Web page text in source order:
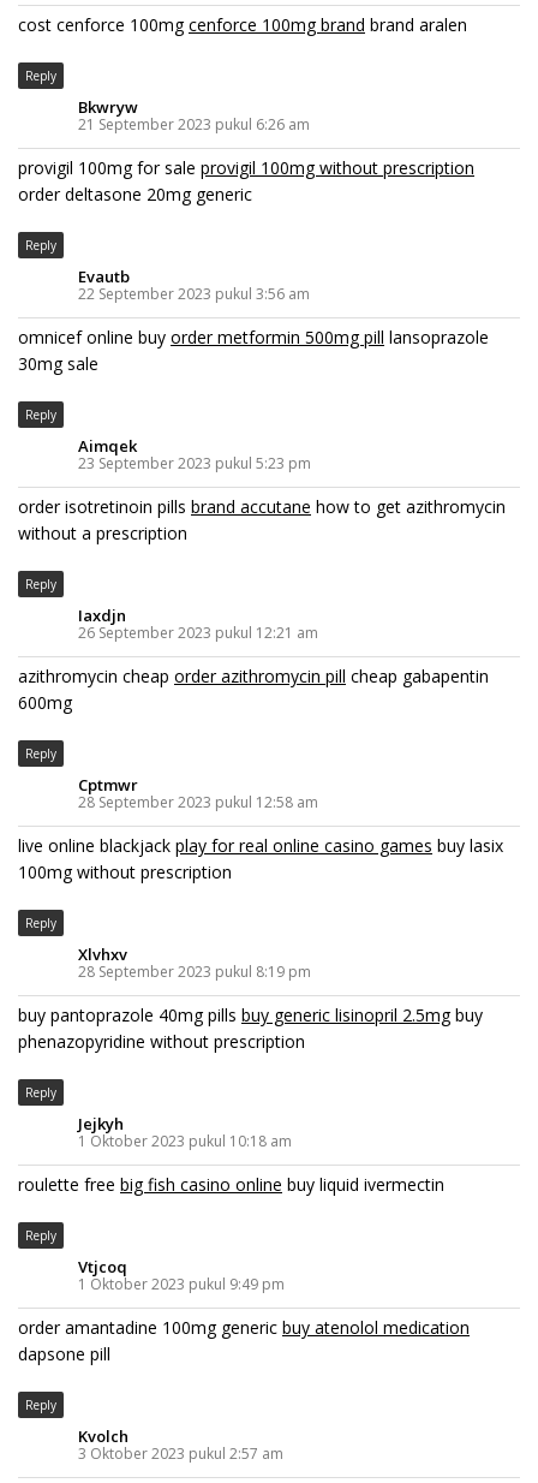
cost cenforce 100mgcenforce 100mg brand brand aralen
Reply
Bkwryw
21 September 2023 pukul 6:26 am
provigil 100mg for sale provigil 100mg without prescription
order deltasone 20mg generic
Reply
Evautb
22 September 2023 pukul 3:56 am
omnicef online buy order metformin 500mg pill lansoprazole
30mg sale
Reply
Aimqek
23 September 2023 pukul 5:23 pm
order isotretinoin pills brand accutane how to get azithromycin
without a prescription
Reply
Iaxdjn
26 September 2023 pukul 12:21 am
azithromycin cheap order azithromycin pill cheap gabapentin
600mg
Reply
Cptmwr
28 September 2023 pukul 12:58 am
live online blackjack play for real online casino games buy lasix
100mg without prescription
Reply
Xlvhxv
28 September 2023 pukul 8:19 pm
buy pantoprazole 40mg pills buy generic lisinopril 2.5mgbuy
phenazopyridine without prescription
Reply
Jejkyh
1 Oktober 2023 pukul 10:18 am
roulette free big fish casino online buy liquid ivermectin
Reply
Vtjcoq
1 Oktober 2023 pukul 9:49 pm
order amantadine 100mg generic buy atenolol medication
dapsone pill
Reply
Kvolch
3 Oktober 2023 pukul 2:57 am